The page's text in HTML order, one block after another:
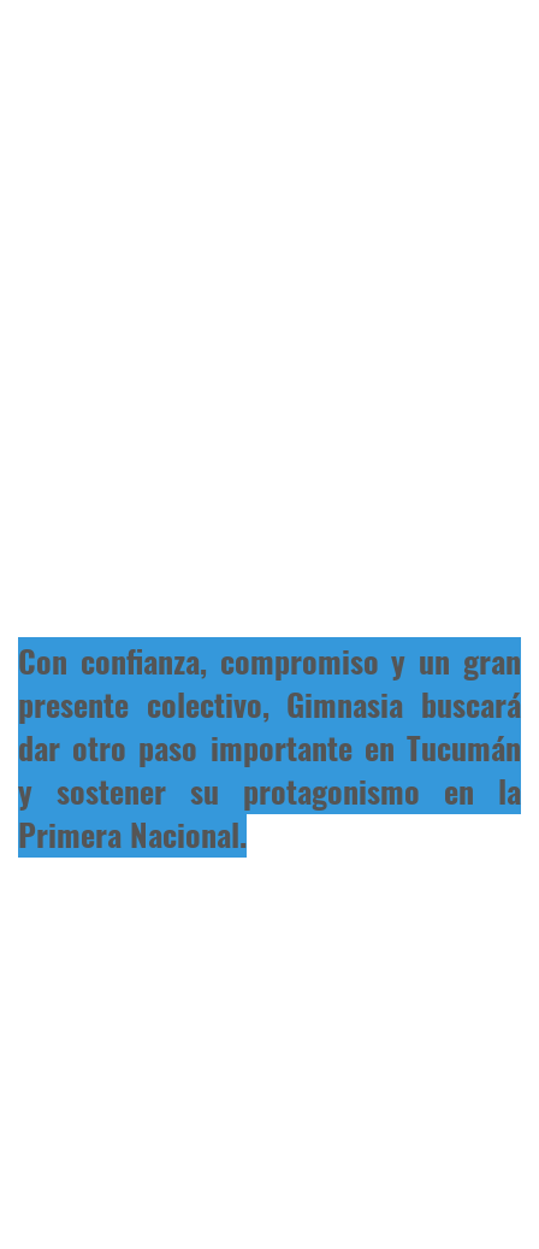
Con confianza, compromiso y un gran
presente colectivo, Gimnasia buscará
dar otro paso importante en Tucumán
y sostener su protagonismo en la
Primera Nacional.